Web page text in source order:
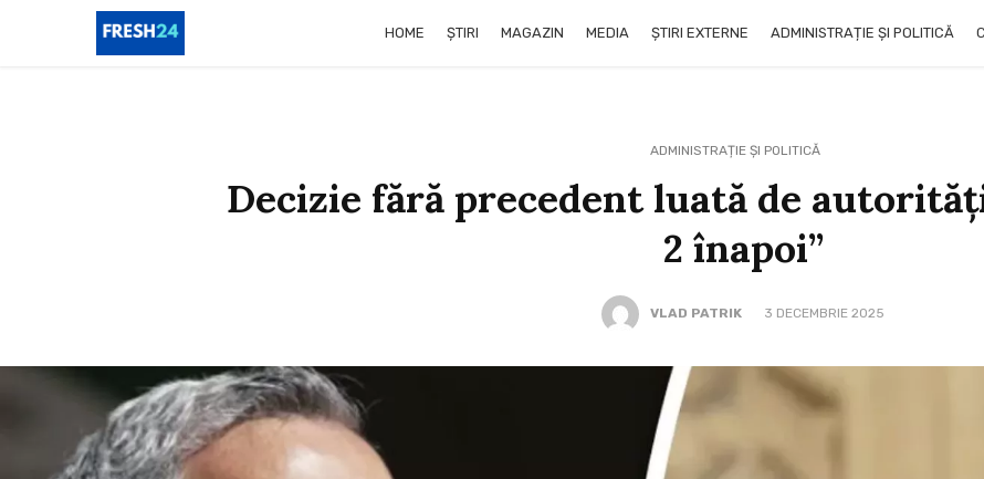
HOME ȘTIRI MAGAZIN MEDIA ȘTIRI EXTERNE ADMINISTRAȚIE ȘI POLITICĂ
ADMINISTRAȚIE ȘI POLITICĂ
Decizie fără precedent luată de
2 înapoi”
VLAD PATRIK 3 DECEMBRIE 2025